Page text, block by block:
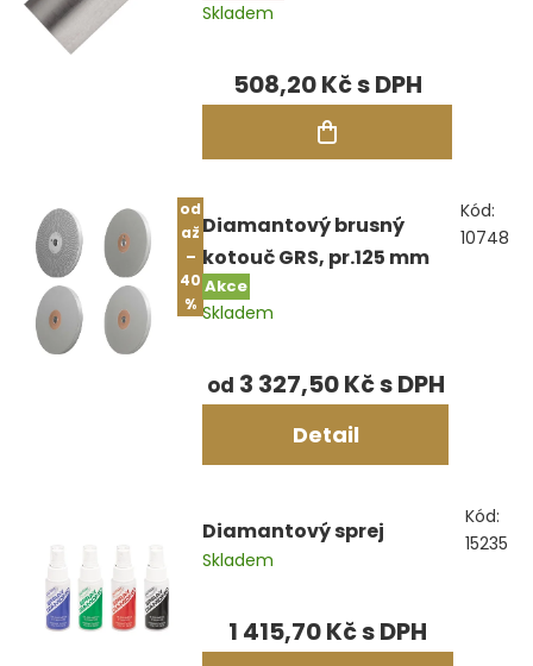
Skladem
508,20 Kč
od
až
–
40
%
Akce
Diamantový brusný
kotouč GRS, pr.125 mm
Skladem
od 3 327,50 Kč
Detail
Kód:
10748
Diamantový sprej
Skladem
1 415,70 Kč
Kód:
15235